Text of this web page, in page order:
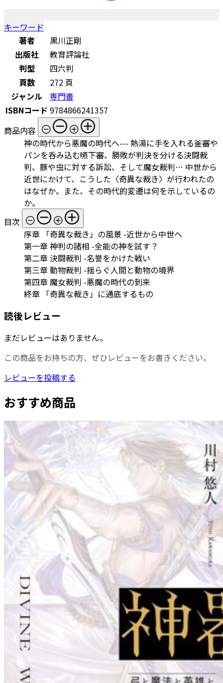
キーワード
著者
黒川正剛
出版社
教育評論社
判型
四六判
頁数
272 頁
ジャンル
専門書
ISBNコード 9784866241357
商品内容
神の時代から悪魔の時代へ--- 熱湯に手を入れる釜審や
パンを呑み込む嚥下審、勝敗が判決を分ける決闘裁
判、豚や虫に対する訴訟、そして魔女裁判… 中世から
近世にかけて、こうした〈奇異な裁き〉が行われたの
はなぜか。また、その時代的変遷は何を示しているの
か。
目次
序章 「奇異な裁き」の風景 -近世から中世へ
第一章 神判の諸相 -全能の神を試す？
第二章 決闘裁判 -名誉をかけた戦い
第三章 動物裁判 -揺らぐ人間と動物の境界
第四章 魔女裁判 -悪魔の時代の到来
終章 「奇異な裁き」に通底するもの
読後レビュー
まだレビューはありません。
この商品をお持ちの方、ぜひレビューをお書きください。
レビューを投稿する
おすすめ商品